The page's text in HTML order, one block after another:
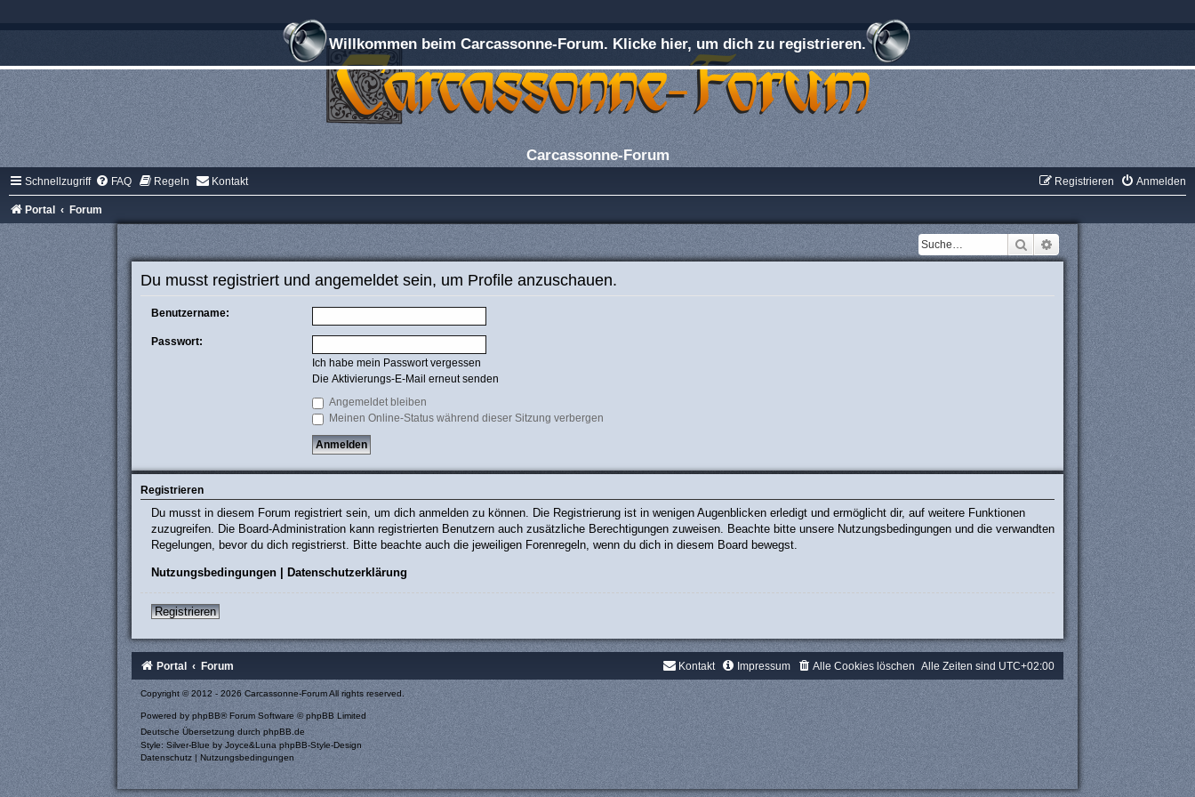
Willkommen beim Carcassonne-Forum. Klicke hier, um dich zu registrieren.
Carcassonne-Forum
Schnellzugriff FAQ Regeln Kontakt Anmelden
Registrieren
Portal Forum
Suche Erweiterte Suche
Du musst registriert und angemeldet sein, um Profile anzuschauen.
Benutzername:
Passwort:
Ich habe mein Passwort vergessen
Die Aktivierungs-E-Mail erneut senden
Angemeldet bleiben
Meinen Online-Status während dieser Sitzung verbergen
Registrieren
Du musst in diesem Forum registriert sein, um dich anmelden zu können. Die Registrierung ist in wenigen Augenblicken erledigt und ermöglicht dir, auf weitere Funktionen
zuzugreifen. Die Board-Administration kann registrierten Benutzern auch zusätzliche Berechtigungen zuweisen. Beachte bitte unsere Nutzungsbedingungen und die verwandten
Regelungen, bevor du dich registrierst. Bitte beachte auch die jeweiligen Forenregeln, wenn du dich in diesem Board bewegst.
Nutzungsbedingungen| Datenschutzerklärung
Registrieren
Portal Forum Alle Zeiten sind UTC+02:00
Alle Cookies löschen
Impressum
Kontakt
Copyright © 2012 - 2026 Carcassonne-Forum All rights reserved.
Powered by phpBB® Forum Software © phpBB Limited
Deutsche Übersetzung durchphpBB.de
Style: Silver-Blue by Joyce&Luna phpBB-Style-Design
Datenschutz | Nutzungsbedingungen